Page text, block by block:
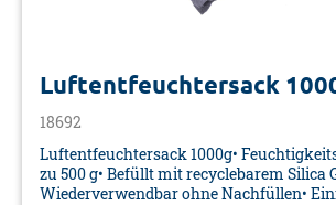
Luftentfeuchtersack
18692
Luftentfeuchtersack 1000g•
zu 500 g• Befüllt mit recyclebarem Silica
Wiederverwendbar ohne Nachfüllen•